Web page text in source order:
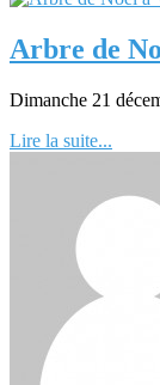
Arbre de
Dimanche 21
Lire la suite...